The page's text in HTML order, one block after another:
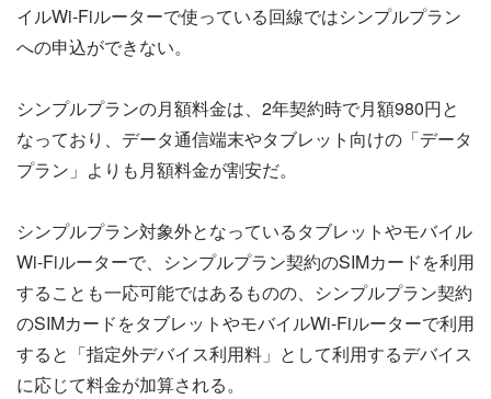
イルWi-Fiルーターで使っている回線ではシンプルプラン
への申込ができない。
シンプルプランの月額料金は、2年契約時で月額980円と
なっており、データ通信端末やタブレット向けの「データ
プラン」よりも月額料金が割安だ。
シンプルプラン対象外となっているタブレットやモバイル
Wi-Fiルーターで、シンプルプラン契約のSIMカードを利用
することも一応可能ではあるものの、シンプルプラン契約
のSIMカードをタブレットやモバイルWi-Fiルーターで利用
すると「指定外デバイス利用料」として利用するデバイス
に応じて料金が加算される。